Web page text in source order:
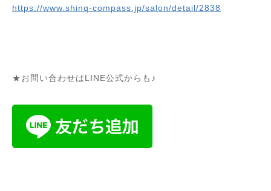
https://www.shinq-compass.jp/salon/detail/2838
★お問い合わせはLINE公式からも♪